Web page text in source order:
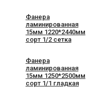
Фанера
ламинированная
15мм 1220*2440мм
сорт 1/2 сетка
Фанера
ламинированная
15мм 1250*2500мм
сорт 1/1 гладкая